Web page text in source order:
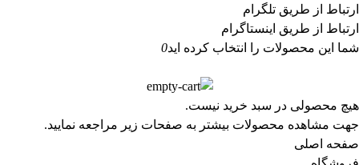
ارتباط از طریق تلگرام
ارتباط از طریق اینستاگرام
شما این محصولات را انتخاب کرده اید0
هیچ محصولی در سبد خرید نیست.
جهت مشاهده محصولات بیشتر به صفحات زیر مراجعه نمایید.
صفحه اصلی